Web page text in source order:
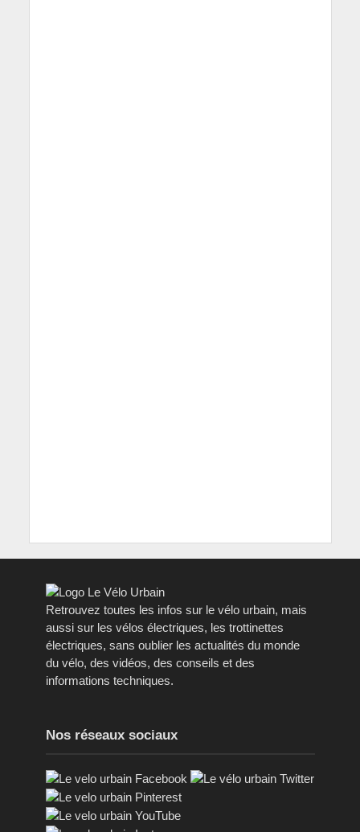
Retrouvez toutes les infos sur le vélo urbain, mais
aussi sur les vélos électriques, les trottinettes
électriques, sans oublier les actualités du monde
du vélo, des vidéos, des conseils et des
informations techniques.
Nos réseaux sociaux